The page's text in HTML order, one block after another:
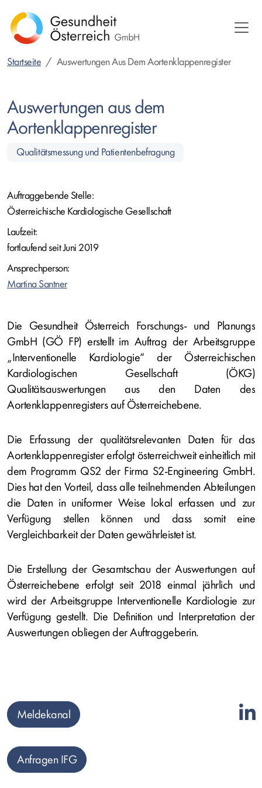
zum
Inhalt
Startseite Auswertungen Aus Dem Aortenklappenregister
Auswertungen aus dem
Aortenklappenregister
Qualitätsmessung und Patientenbefragung
Auftraggebende Stelle:
Österreichische Kardiologische Gesellschaft
Laufzeit:
fortlaufend seit Juni 2019
Ansprechperson:
Martina Santner
Die Gesundheit Österreich Forschungs- und Planungs
GmbH (GÖ FP) erstellt im Auftrag der Arbeitsgruppe
„Interventionelle Kardiologie“ der Österreichischen
Kardiologischen Gesellschaft (ÖKG)
Qualitätsauswertungen aus den Daten des
Aortenklappenregisters auf Österreichebene.
Die Erfassung der qualitätsrelevanten Daten für das
Aortenklappenregister erfolgt österreichweit einheitlich mit
dem Programm QS2 der Firma S2-Engineering GmbH.
Dies hat den Vorteil, dass alle teilnehmenden Abteilungen
die Daten in uniformer Weise lokal erfassen und zur
Verfügung stellen können und dass somit eine
Vergleichbarkeit der Daten gewährleistet ist.
Die Erstellung der Gesamtschau der Auswertungen auf
Österreichebene erfolgt seit 2018 einmal jährlich und
wird der Arbeitsgruppe Interventionelle Kardiologie zur
Verfügung gestellt. Die Definition und Interpretation der
Auswertungen obliegen der Auftraggeberin.
Meldekanal
Anfragen IFG